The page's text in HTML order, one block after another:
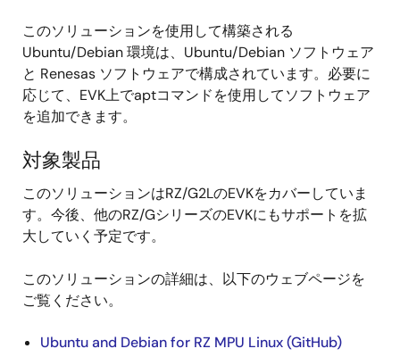
このソリューションを使用して構築される
Ubuntu/Debian 環境は、Ubuntu/Debian ソフトウェア
と Renesas ソフトウェアで構成されています。必要に
応じて、EVK上でaptコマンドを使用してソフトウェア
を追加できます。
対象製品
このソリューションはRZ/G2LのEVKをカバーしていま
す。今後、他のRZ/GシリーズのEVKにもサポートを拡
大していく予定です。
このソリューションの詳細は、以下のウェブページを
ご覧ください。
Ubuntu and Debian for RZ MPU Linux (GitHub)